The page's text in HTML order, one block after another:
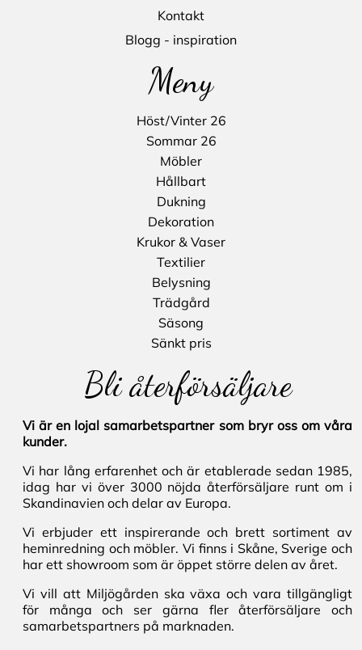
Kontakt
Blogg - inspiration
Meny
Höst/Vinter 26
Sommar 26
Möbler
Hållbart
Dukning
Dekoration
Krukor & Vaser
Textilier
Belysning
Trädgård
Säsong
Sänkt pris
Bli återförsäljare
Vi är en lojal samarbetspartner som bryr oss om våra
kunder.
Vi har lång erfarenhet och är etablerade sedan 1985,
idag har vi över 3000 nöjda återförsäljare runt om i
Skandinavien och delar av Europa.
Vi erbjuder ett inspirerande och brett sortiment av
heminredning och möbler. Vi finns i Skåne, Sverige och
har ett showroom som är öppet större delen av året.
Vi vill att Miljögården ska växa och vara tillgängligt
för många och ser gärna fler återförsäljare och
samarbetspartners på marknaden.